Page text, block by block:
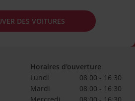
DES VOITURES
Horaires d'ouverture
Lundi
08:00 - 16:30
Mardi
08:00 - 16:30